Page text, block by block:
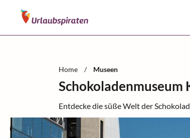
Home / Museen
Entdecke die süße Welt der